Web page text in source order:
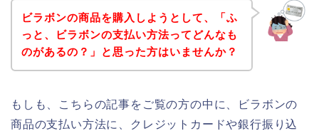
ビラボンの商品を購入しようとして、「ふ
っと、ビラボンの支払い方法ってどんなも
のがあるの？」と思った方はいませんか？
もしも、こちらの記事をご覧の方の中に、ビラボンの
商品の支払い方法に、クレジットカードや銀行振り込